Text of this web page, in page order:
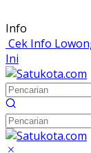
Langsung
ke
konten
Info
Cek Info
Ini